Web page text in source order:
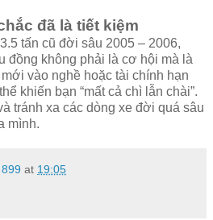
đã là tiết kiệm
tấn cũ đời sâu 2005 – 2006,
đồng không phải là cơ hội mà là
vào nghề hoặc tài chính hạn
khiến bạn “mất cả chì lẫn chài”.
tránh xa các dòng xe đời quá sâu
mình.
at 19:05